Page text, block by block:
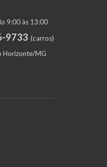
9:00 às 13:00
9733 (carros)
Horizonte/MG